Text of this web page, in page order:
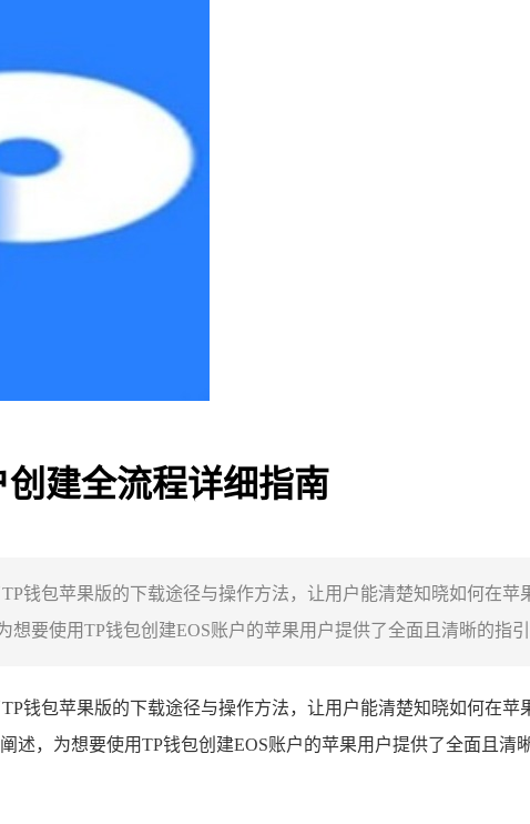
建全流程详细指南
钱包苹果版的下载途径与操作方法，让用户能清楚知晓如何在
要使用TP钱包创建EOS账户的苹果用户提供了全面且清晰的指
钱包苹果版的下载途径与操作方法，让用户能清楚知晓如何在
，为想要使用TP钱包创建EOS账户的苹果用户提供了全面且清